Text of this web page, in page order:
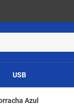
USB
Azul